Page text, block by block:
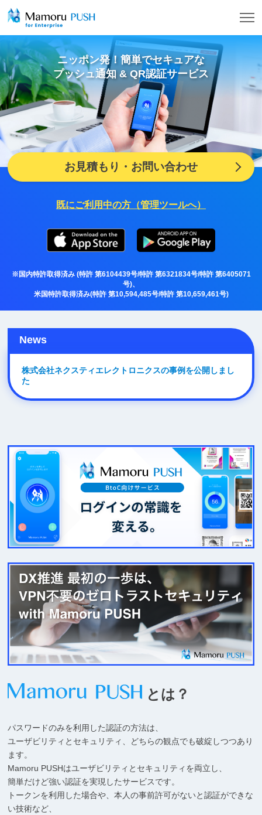
エ
ン
タ
ー
プ
向
け
プ
ッ
ュ
知
&QR
認
証
Mamoru
PUSH
ニッポン発！簡単でセキュアな
プッシュ通知 & QR認証サービス
※国内特許取得済み (特許 第6104439号/特許 第6321834号/特許 第6405071
号)、
米国特許取得済み(特許 第10,594,485号/特許 第10,659,461号)
お見積もり・お問い合わせ
既にご利用中の方（管理ツールへ）
News
株式会社ネクスティエレクトロニクスの事例を公開しまし
た
とは？
パスワードのみを利用した認証の方法は、
ユーザビリティとセキュリティ、どちらの観点でも破綻しつつあり
ます。
Mamoru PUSHはユーザビリティとセキュリティを両立し、
簡単だけど強い認証を実現したサービスです。
トークンを利用した場合や、本人の事前許可がないと認証ができな
い技術など、